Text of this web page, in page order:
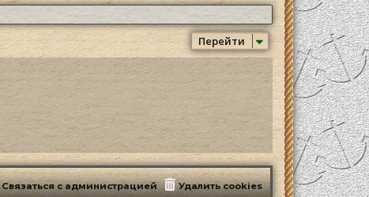
Перейти
Удалить cookies
Связаться с администрацией